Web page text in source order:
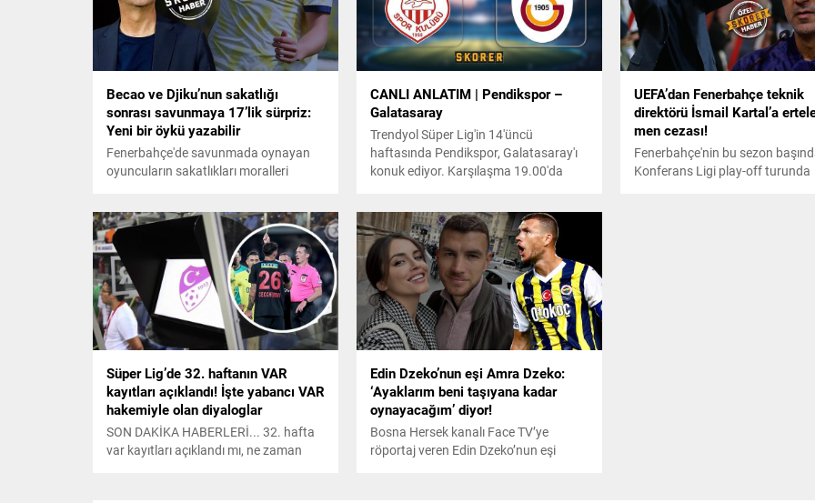
Becao ve Djiku’nun sakatlığı
sonrası savunmaya 17’lik sürpriz:
Yeni bir öykü yazabilir
Fenerbahçe'de savunmada oynayan
oyuncuların sakatlıkları moralleri
Alexander Djiku'nun da forma
giyemeyeceği belirtildi. Milliyet'in usta
kalemlerinden Ercan Güven,
savunmadaki oyuncuların sakatlığı
sonrası 17 yaşındaki genç oyuncunun
şans bulabileceğini ifade etti.
CANLI ANLATIM | Pendikspor –
Galatasaray
Trendyol Süper Lig'in 14'üncü
haftasında Pendikspor, Galatasaray'ı
konuk ediyor. Karşılaşma 19.00'da
UEFA’dan Fenerbahçe teknik
direktörü İsmail Kartal’a
men cezası!
Fenerbahçe'nin bu sezon
Konferans Ligi play-off turunda
Süper Lig’de 32. haftanın VAR
kayıtları açıklandı! İşte yabancı VAR
hakemiyle olan diyaloglar
SON DAKİKA HABERLERİ... 32. hafta
var kayıtları açıklandı mı, ne zaman
Edin Dzeko’nun eşi Amra Dzeko:
‘Ayaklarım beni taşıyana kadar
oynayacağım’ diyor!
Bosna Hersek kanalı Face TV’ye
röportaj veren Edin Dzeko’nun eşi